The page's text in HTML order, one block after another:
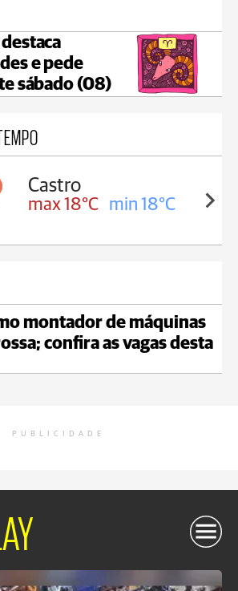
e pede
sábado (08)
max 18°C min 18°C
montador de máquinas
confira as vagas desta
PUBLICIDADE